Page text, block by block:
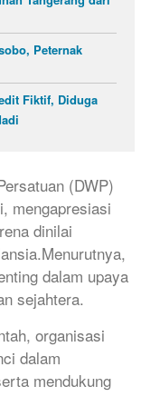
Peternak
Fiktif, Diduga
(DWP)
mengapresiasi
dinilai
dalam upaya
sejahtera.
organisasi
dalam
mendukung